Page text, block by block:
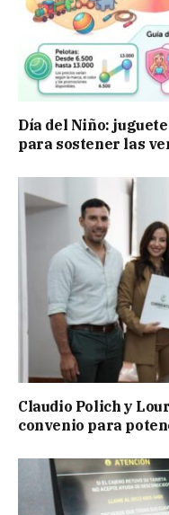
Día del Niño:
para sostener las
Claudio Polich y
convenio para